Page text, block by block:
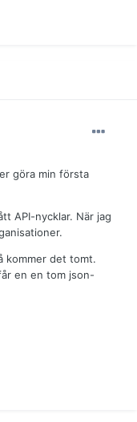
göra min första
API-nycklar. När jag
kommer det tomt.
en en tom json-